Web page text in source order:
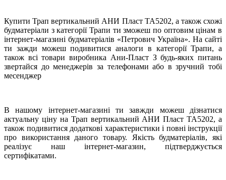
Купити Трап вертикальний АНИ Пласт ТА5202, а також схожі
будматеріали з категорії Трапи ти зможеш по оптовим цінам в
інтернет-магазині будматеріалів «Петрович Україна». На сайті
ти зажди можеш подивитися аналоги в категорії Трапи, а
також всі товари виробника Ани-Пласт З будь-яких питань
звертайся до менеджерів за телефонами або в зручний тобі
месенджер
В нашому інтернет-магазині ти завжди можеш дізнатися
актуальну ціну на Трап вертикальний АНИ Пласт ТА5202, а
також подивитися додаткові характеристики і повні інструкції
про використання даного товару. Якість будматеріалів, які
реалізує наш інтернет-магазин, підтверджується
сертифікатами.